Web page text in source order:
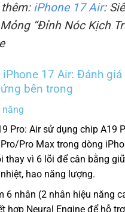
iPhone 17 Air:
“Đỉnh Nóc Kịch
iPhone 17 Air: Đánh
bên trong
năng
Pro: Air sử dụng chip A19
Pro Max trong dòng
thay vì 6 lõi để cân bằng
hao năng lượng.
6 nhân (2 nhân hiệu năng
hợp Neural Engine để hỗ